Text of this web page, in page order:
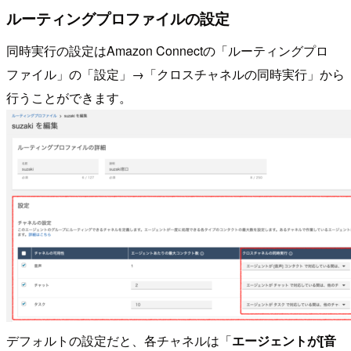
ルーティングプロファイルの設定
同時実行の設定はAmazon Connectの「ルーティングプロ
ファイル」の「設定」→「クロスチャネルの同時実行」から
行うことができます。
デフォルトの設定だと、各チャネルは「エージェントが[音